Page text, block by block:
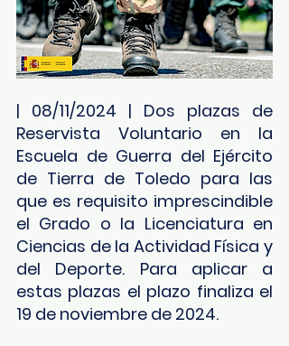
| 08/11/2024 | Dos plazas de
Reservista Voluntario en la
Escuela de Guerra del Ejército
de Tierra de Toledo para las
que es requisito imprescindible
el Grado o la Licenciatura en
Ciencias de la Actividad Física y
del Deporte. Para aplicar a
estas plazas el plazo finaliza el
19 de noviembre de 2024.